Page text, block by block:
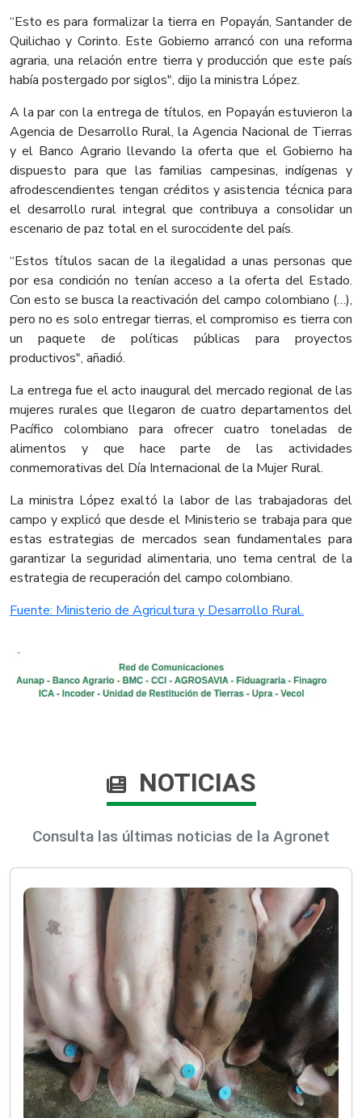
“Esto es para formalizar la tierra en Popayán, Santander de
Quilichao y Corinto. Este Gobierno arrancó con una reforma
agraria, una relación entre tierra y producción que este país
había postergado por siglos", dijo la ministra López.
A la par con la entrega de títulos, en Popayán estuvieron la
Agencia de Desarrollo Rural, la Agencia Nacional de Tierras
y el Banco Agrario llevando la oferta que el Gobierno ha
dispuesto para que las familias campesinas, indígenas y
afrodescendientes tengan créditos y asistencia técnica para
el desarrollo rural integral que contribuya a consolidar un
escenario de paz total en el suroccidente del país.
“Estos títulos sacan de la ilegalidad a unas personas que
por esa condición no tenían acceso a la oferta del Estado.
Con esto se busca la reactivación del campo colombiano (…),
pero no es solo entregar tierras, el compromiso es tierra con
un paquete de políticas públicas para proyectos
productivos", añadió.
La entrega fue el acto inaugural del mercado regional de las
mujeres rurales que llegaron de cuatro departamentos del
Pacífico colombiano para ofrecer cuatro toneladas de
alimentos y que hace parte de las actividades
conmemorativas del Día Internacional de la Mujer Rural.
La ministra López exaltó la labor de las trabajadoras del
campo y explicó que desde el Ministerio se trabaja para que
estas estrategias de mercados sean fundamentales para
garantizar la seguridad alimentaria, uno tema central de la
estrategia de recuperación del campo colombiano.​
Fuente: Ministerio de Agricultura y Desarrollo Rural.​
NOTICIAS
Consulta las últimas noticias de la Agronet